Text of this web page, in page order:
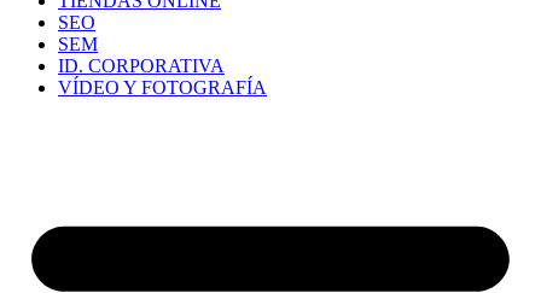
SEO
SEM
ID. CORPORATIVA
VÍDEO Y FOTOGRAFÍA